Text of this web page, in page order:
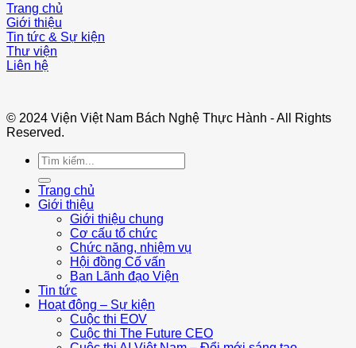
Trang chủ
Giới thiệu
Tin tức & Sự kiện
Thư viện
Liên hệ
© 2024 Viện Việt Nam Bách Nghệ Thực Hành - All Rights
Reserved.
Trang chủ
Giới thiệu
Giới thiệu chung
Cơ cấu tổ chức
Chức năng, nhiệm vụ
Hội đồng Cố vấn
Ban Lãnh đạo Viện
Tin tức
Hoạt động – Sự kiện
Cuộc thi EOV
Cuộc thi The Future CEO